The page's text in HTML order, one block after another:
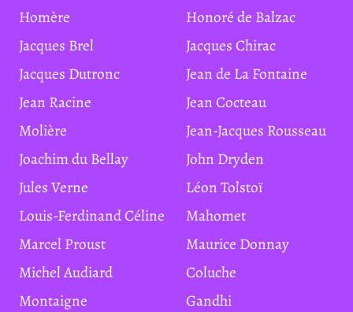
Homère
Honoré de Balzac
Jacques Brel
Jacques Chirac
Jacques Dutronc
Jean de La Fontaine
Jean Racine
Jean Cocteau
Molière
Jean-Jacques Rousseau
Joachim du Bellay
John Dryden
Jules Verne
Léon Tolstoï
Louis-Ferdinand Céline
Mahomet
Marcel Proust
Maurice Donnay
Michel Audiard
Coluche
Montaigne
Gandhi